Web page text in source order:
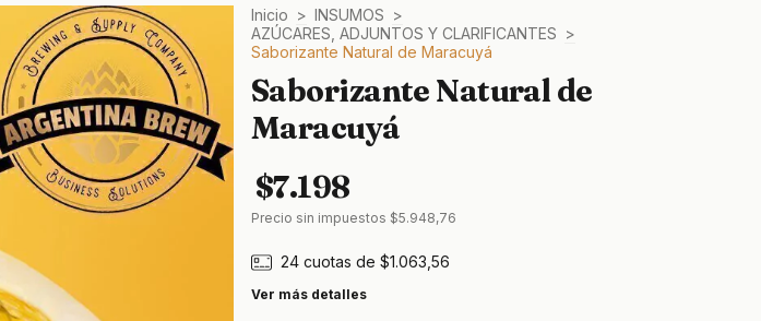
Inicio > INSUMOS >
AZÚCARES, ADJUNTOS Y CLARIFICANTES >
Saborizante Natural de Maracuyá
Saborizante Natural de
Maracuyá
$7.198
Precio sin impuestos $5.948,76
24 cuotas de $1.063,56
Ver más detalles